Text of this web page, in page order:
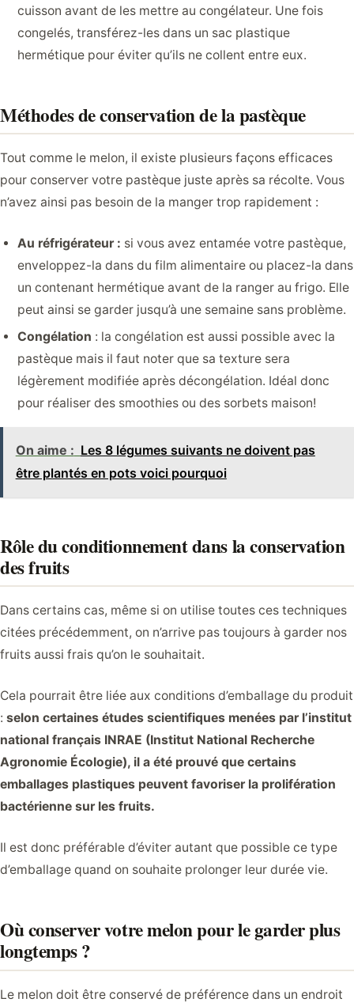
cuisson avant de les mettre au congélateur. Une fois
congelés, transférez-les dans un sac plastique
hermétique pour éviter qu’ils ne collent entre eux.
Méthodes de conservation de la pastèque
Tout comme le melon, il existe plusieurs façons efficaces
pour conserver votre pastèque juste après sa récolte. Vous
n’avez ainsi pas besoin de la manger trop rapidement :
Au réfrigérateur : si vous avez entamée votre pastèque,
enveloppez-la dans du film alimentaire ou placez-la dans
un contenant hermétique avant de la ranger au frigo. Elle
peut ainsi se garder jusqu’à une semaine sans problème.
Congélation : la congélation est aussi possible avec la
pastèque mais il faut noter que sa texture sera
légèrement modifiée après décongélation. Idéal donc
pour réaliser des smoothies ou des sorbets maison!
On aime : Les 8 légumes suivants ne doivent pas
être plantés en pots voici pourquoi
Rôle du conditionnement dans la conservation
des fruits
Dans certains cas, même si on utilise toutes ces techniques
citées précédemment, on n’arrive pas toujours à garder nos
fruits aussi frais qu’on le souhaitait.
Cela pourrait être liée aux conditions d’emballage du produit
: selon certaines études scientifiques menées par l’institut
national français INRAE (Institut National Recherche
Agronomie Écologie), il a été prouvé que certains
emballages plastiques peuvent favoriser la prolifération
bactérienne sur les fruits.
Il est donc préférable d’éviter autant que possible ce type
d’emballage quand on souhaite prolonger leur durée vie.
Où conserver votre melon pour le garder plus
longtemps ?
Le melon doit être conservé de préférence dans un endroit